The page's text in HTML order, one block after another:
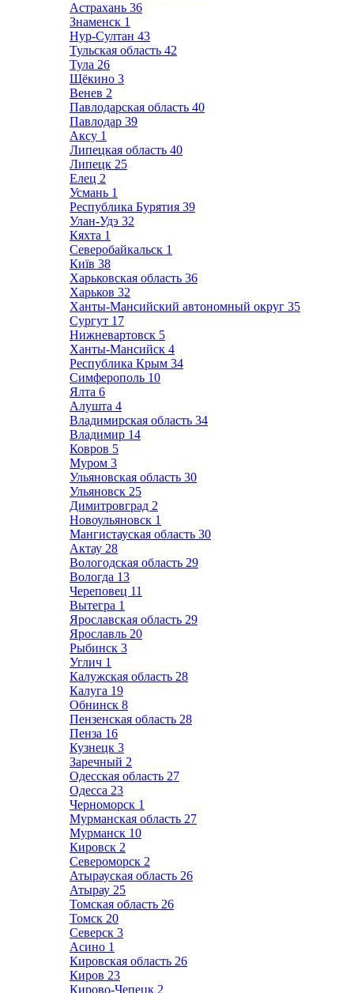
Астрахань 36
Знаменск 1
Нур-Султан 43
Тульская область 42
Тула 26
Щёкино 3
Венев 2
Павлодарская область 40
Павлодар 39
Аксу 1
Липецкая область 40
Липецк 25
Елец 2
Усмань 1
Республика Бурятия 39
Улан-Удэ 32
Кяхта 1
Северобайкальск 1
Київ 38
Харьковская область 36
Харьков 32
Ханты-Мансийский автономный округ 35
Сургут 17
Нижневартовск 5
Ханты-Мансийск 4
Республика Крым 34
Симферополь 10
Ялта 6
Алушта 4
Владимирская область 34
Владимир 14
Ковров 5
Муром 3
Ульяновская область 30
Ульяновск 25
Димитровград 2
Новоульяновск 1
Мангистауская область 30
Актау 28
Вологодская область 29
Вологда 13
Череповец 11
Вытегра 1
Ярославская область 29
Ярославль 20
Рыбинск 3
Углич 1
Калужская область 28
Калуга 19
Обнинск 8
Пензенская область 28
Пенза 16
Кузнецк 3
Заречный 2
Одесская область 27
Одесса 23
Черноморск 1
Мурманская область 27
Мурманск 10
Кировск 2
Североморск 2
Атырауская область 26
Атырау 25
Томская область 26
Томск 20
Северск 3
Асино 1
Кировская область 26
Киров 23
Кирово-Чепецк 2